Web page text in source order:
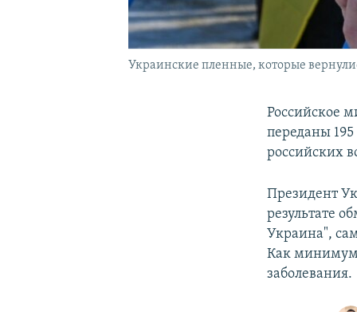
Украинские пленные, которые
Российское
переданы
российских
Президент
результате
Украина",
Как минимум
заболевания.